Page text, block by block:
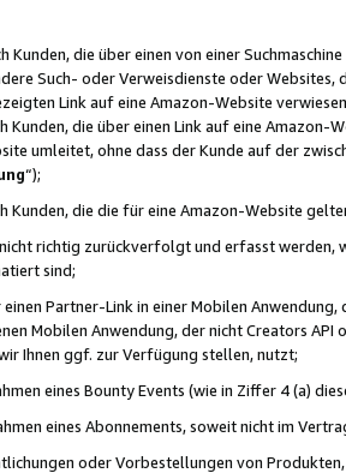
Kunden, die über einen von einer
Such- oder Verweisdienste oder Websites,
Link auf eine Amazon-Website
Kunden, die über einen Link auf eine
umleitet, ohne dass der Kunde auf der
“);
Kunden, die die für eine Amazon-Website
richtig zurückverfolgt und erfasst werden,
sind;
Partner-Link in einer Mobilen
Mobilen Anwendung, der nicht Creators
Ihnen ggf. zur Verfügung stellen, nutzt;
eines Bounty Events (wie in Ziffer 4 (a)
eines Abonnements, soweit nicht im
oder Vorbestellungen von